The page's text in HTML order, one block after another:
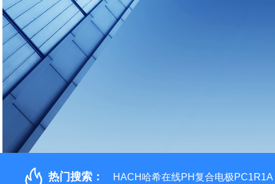
热门搜索： HACH哈希在线PH复合电极PC1R1A